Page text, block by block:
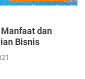
dan
Bisnis